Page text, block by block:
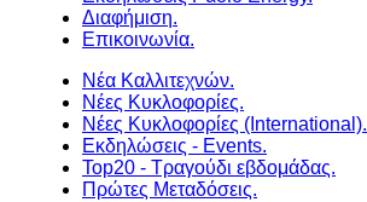
Διαφήμιση.
Επικοινωνία.
Νέα Καλλιτεχνών.
Νέες Κυκλοφορίες.
Νέες Κυκλοφορίες (International).
Εκδηλώσεις - Events.
Top20 - Τραγούδι εβδομάδας.
Πρώτες Μεταδόσεις.